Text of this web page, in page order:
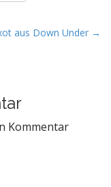
aus Down Under →
Kommentar